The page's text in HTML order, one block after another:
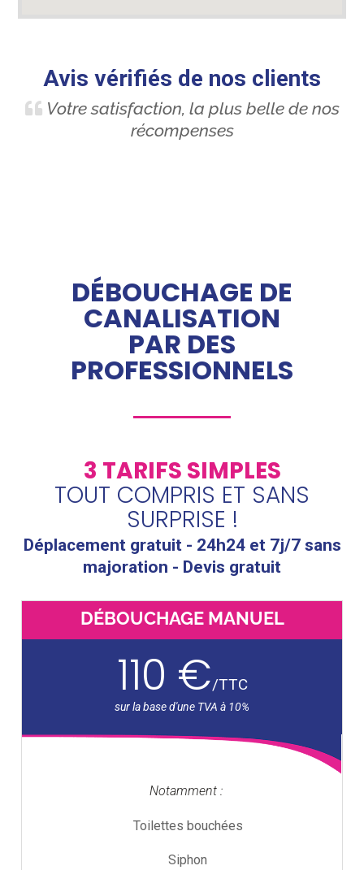
Avis vérifiés de nos clients
Votre satisfaction, la plus belle de nos
récompenses
DÉBOUCHAGE DE
CANALISATION
PAR DES
PROFESSIONNELS
3 TARIFS SIMPLES
TOUT COMPRIS ET SANS
SURPRISE !
Déplacement gratuit - 24h24 et 7j/7 sans
majoration - Devis gratuit
DÉBOUCHAGE MANUEL
110 €/TTC
Notamment :
Toilettes bouchées
Siphon